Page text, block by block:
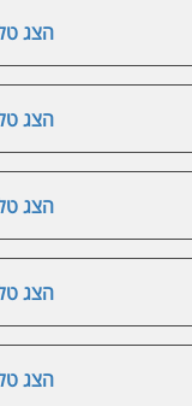
הצג
הצג
הצג
הצג
הצג